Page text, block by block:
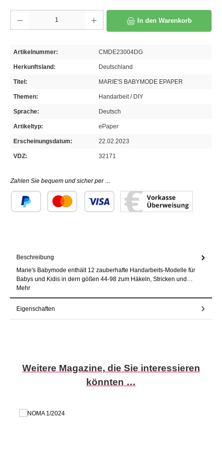
In den Warenkorb
Artikelnummer: CMDE23004DG
Herkunftsland: Deutschland
Titel: MARIE'S BABYMODE EPAPER
Themen: Handarbeit / DIY
Sprache: Deutsch
Artikeltyp: ePaper
Erscheinungsdatum: 22.02.2023
VDZ: 32171
Zahlen Sie bequem und sicher per …
Beschreibung
Marie's Babymode enthält 12 zauberhafte Handarbeits-Modelle für
Babys und Kidis in dern gößen 44-98 zum Häkeln, Stricken und…
Mehr
Eigenschaften
Produktgalerie überspringen
Weitere Magazine, die Sie interessieren
könnten …